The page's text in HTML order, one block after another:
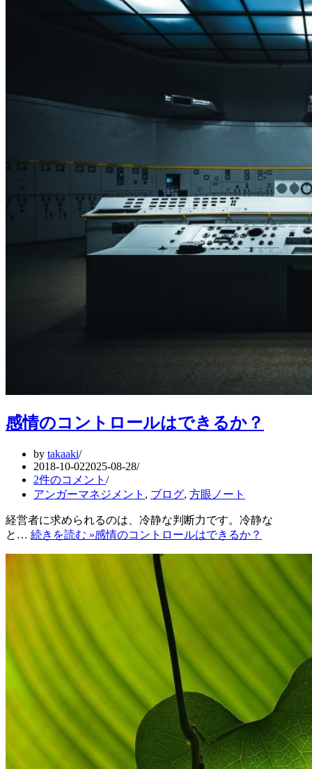
感情のコントロールはできるか？
by takaaki
2018-10-022025-08-28
2件のコメント
アンガーマネジメント , ブログ, 方眼ノート
経営者に求められるのは、冷静な判断力です。冷静な
と… 続きを読む »感情のコントロールはできるか？